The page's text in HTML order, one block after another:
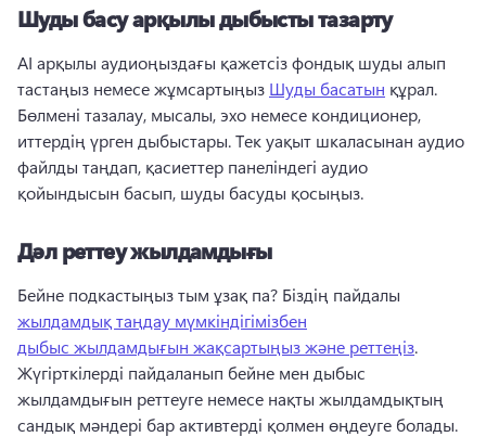
Шуды басу арқылы дыбысты тазарту
AI арқылы аудиоңыздағы қажетсіз фондық шуды алып
тастаңыз немесе жұмсартыңыз Шуды басатын
Бөлмені тазалау, мысалы, эхо немесе кондиционер,
иттердің үрген дыбыстары. Тек уақыт шкаласынан аудио
файлды таңдап, қасиеттер панеліндегі аудио
қойындысын басып, шуды басуды қосыңыз.
Дәл реттеу жылдамдығы
Бейне подкастыңыз тым ұзақ па? Біздің пайдалы
жылдамдық таңдау мүмкіндігімізбен
дыбыс жылдамдығын жақсартыңыз және реттеңіз
Жүгірткілерді пайдаланып бейне мен дыбыс
жылдамдығын реттеуге немесе нақты жылдамдықтың
сандық мәндері бар активтерді қолмен өңдеуге болады.